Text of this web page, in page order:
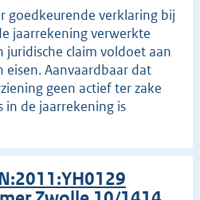
goedkeurende verklaring bij
jaarrekening verwerkte
juridische claim voldoet aan
eisen. Aanvaardbaar dat
geen actief ter zake
in de jaarrekening is